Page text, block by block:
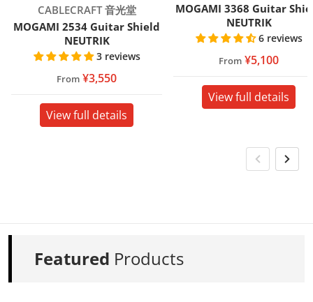
Vendor:
CABLECRAFT 音光堂
MOGAMI 2534 Guitar Shield
NEUTRIK
3 reviews
From ¥3,550
View full details
MOGAMI 3368 Guitar
NEUTRIK
6 reviews
From ¥5,100
View full details
Featured Products